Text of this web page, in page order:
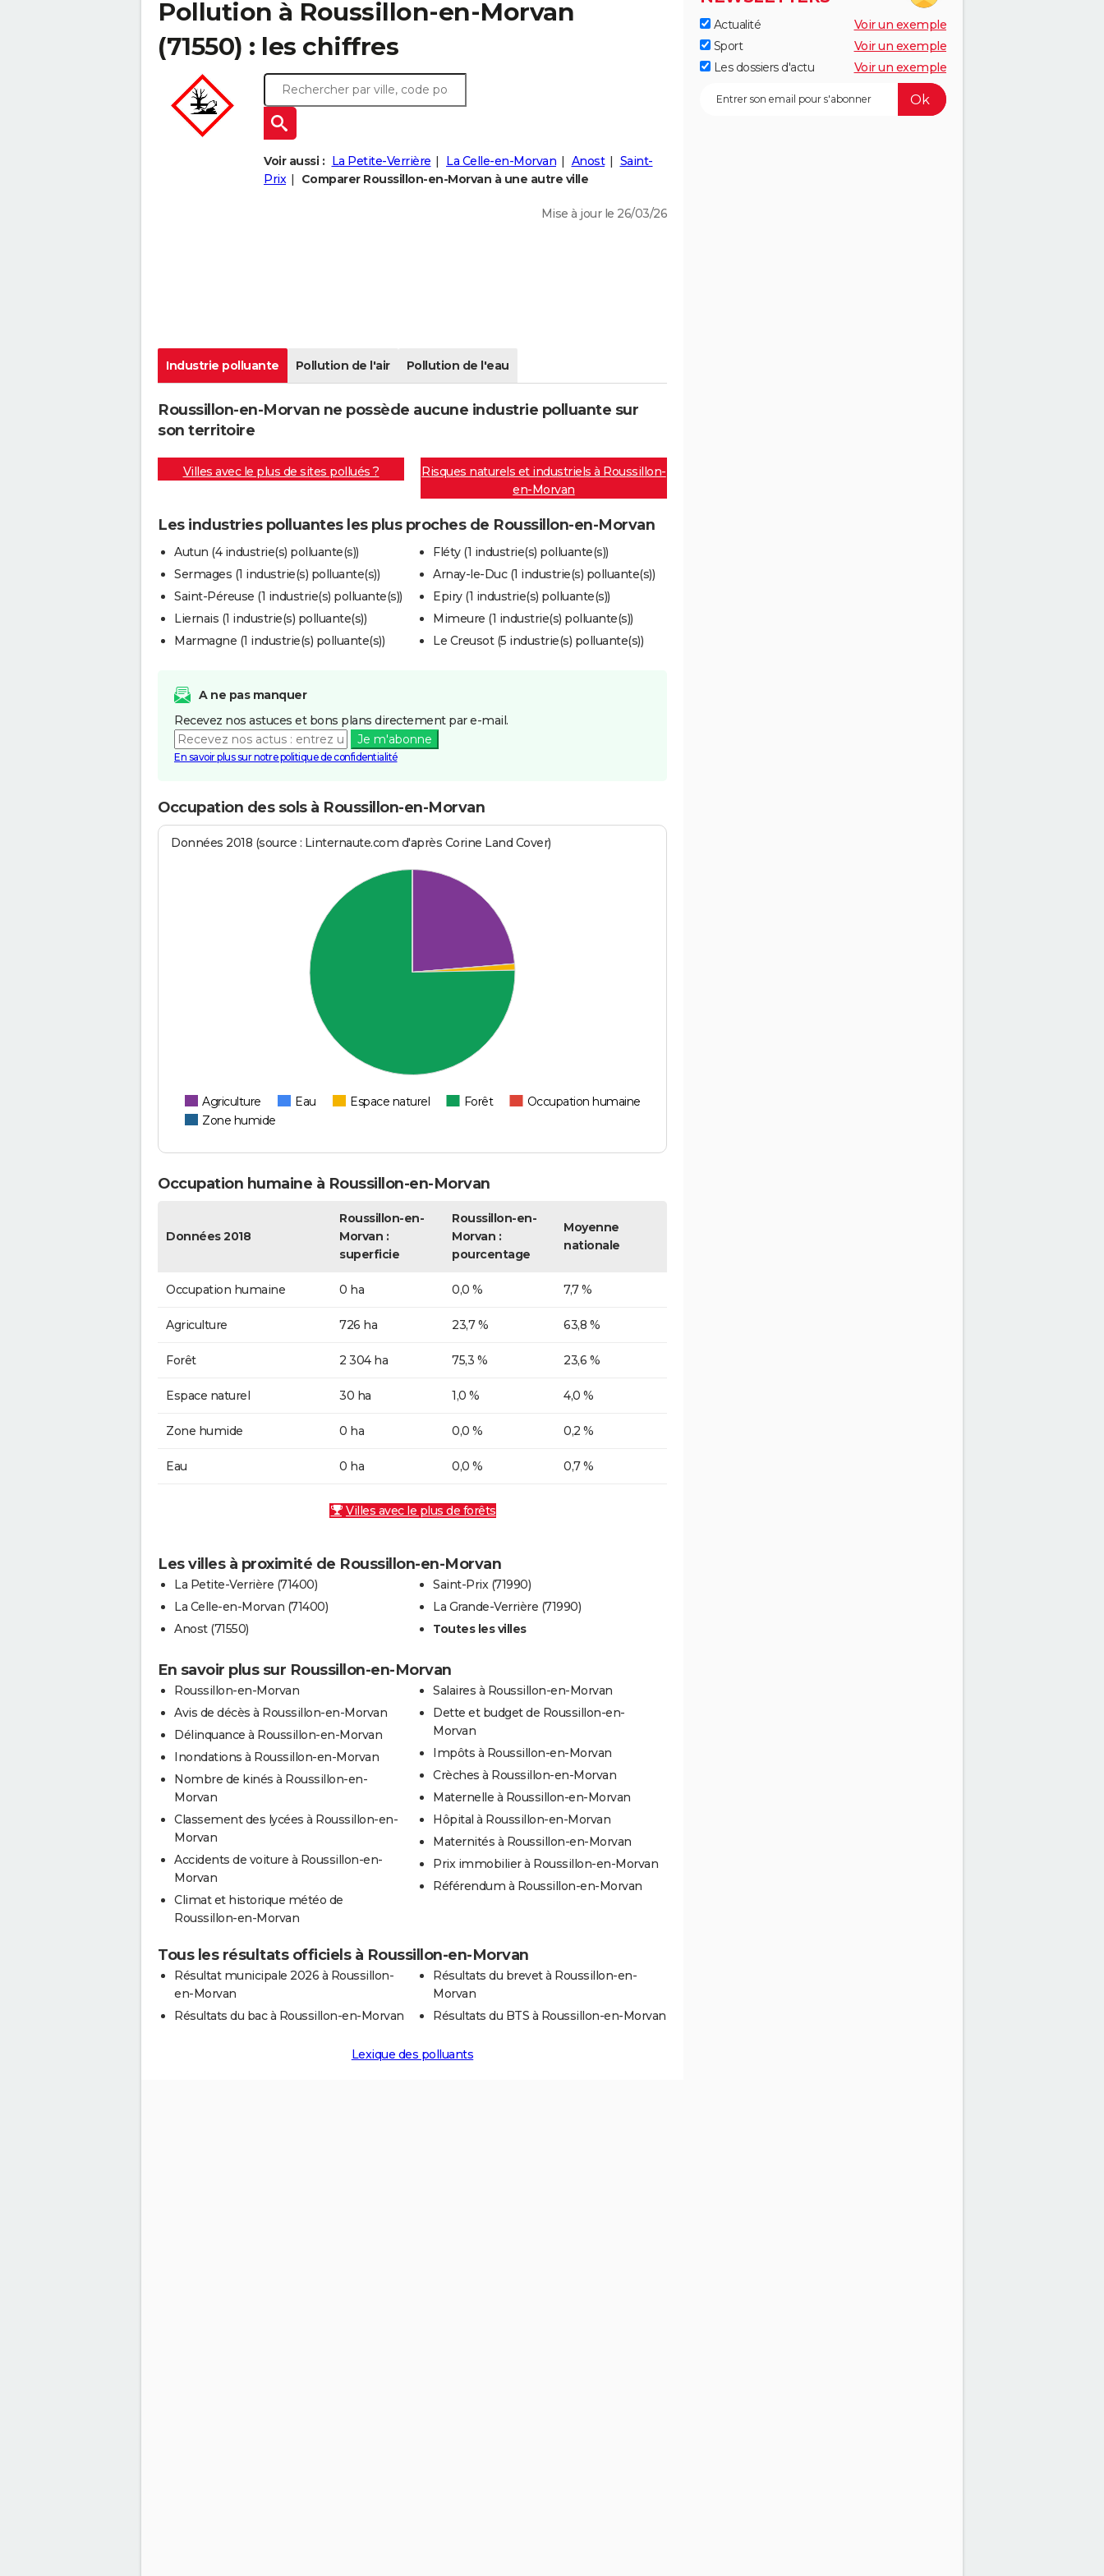
Pollution à Roussillon-en-Morvan
(71550) : les chiffres
Voir aussi : La Petite-Verrière La Celle-en-Morvan Anost
Saint-
Prix
Comparer Roussillon-en-Morvan à une autre ville
Mise à jour le 26/03/26
Industrie polluante Pollution de l'air Pollution de l'eau
Roussillon-en-Morvan ne possède aucune industrie polluante sur
son territoire
Villes avec le plus de sites pollués ?
Risques naturels et industriels à Roussillon-
en-Morvan
Les industries polluantes les plus proches de Roussillon-en-Morvan
Autun (4 industrie(s) polluante(s))
Sermages (1 industrie(s) polluante(s))
Saint-Péreuse (1 industrie(s) polluante(s))
Liernais (1 industrie(s) polluante(s))
Marmagne (1 industrie(s) polluante(s))
Fléty (1 industrie(s) polluante(s))
Arnay-le-Duc (1 industrie(s) polluante(s))
Epiry (1 industrie(s) polluante(s))
Mimeure (1 industrie(s) polluante(s))
Le Creusot (5 industrie(s) polluante(s))
A ne pas manquer
Recevez nos astuces et bons plans directement par e-mail.
Je m'abonne
En savoir plus sur notre politique de confidentialité
Occupation des sols à Roussillon-en-Morvan
Données 2018 (source : Linternaute.com d'après Corine Land Cover)
Agriculture Eau Espace naturel Forêt
Occupation humaine
Zone humide
Occupation humaine à Roussillon-en-Morvan
Données 2018
Roussillon-en-
Morvan :
superficie
Roussillon-en-
Morvan :
pourcentage
Moyenne
nationale
Occupation humaine 0 ha 0,0 % 7,7 %
Agriculture 726 ha 23,7 % 63,8 %
Forêt 2 304 ha 75,3 % 23,6 %
Espace naturel 30 ha 1,0 % 4,0 %
Zone humide 0 ha 0,0 % 0,2 %
Eau 0 ha 0,0 % 0,7 %
Villes avec le plus de forêts
Les villes à proximité de Roussillon-en-Morvan
La Petite-Verrière (71400)
La Celle-en-Morvan (71400)
Anost (71550)
Saint-Prix (71990)
La Grande-Verrière (71990)
Toutes les villes
En savoir plus sur Roussillon-en-Morvan
Roussillon-en-Morvan
Avis de décès à Roussillon-en-Morvan
Délinquance à Roussillon-en-Morvan
Inondations à Roussillon-en-Morvan
Nombre de kinés à Roussillon-en-
Morvan
Classement des lycées à Roussillon-en-
Morvan
Accidents de voiture à Roussillon-en-
Morvan
Climat et historique météo de
Roussillon-en-Morvan
Salaires à Roussillon-en-Morvan
Dette et budget de Roussillon-en-
Morvan
Impôts à Roussillon-en-Morvan
Crèches à Roussillon-en-Morvan
Maternelle à Roussillon-en-Morvan
Hôpital à Roussillon-en-Morvan
Maternités à Roussillon-en-Morvan
Prix immobilier à Roussillon-en-Morvan
Référendum à Roussillon-en-Morvan
Tous les résultats officiels à Roussillon-en-Morvan
Résultat municipale 2026 à Roussillon-
en-Morvan
Résultats du bac à Roussillon-en-Morvan
Résultats du brevet à Roussillon-en-
Morvan
Résultats du BTS à Roussillon-en-Morvan
Lexique des polluants
Actualité
Voir un exemple
Sport
Voir un exemple
Les dossiers d'actu
Voir un exemple